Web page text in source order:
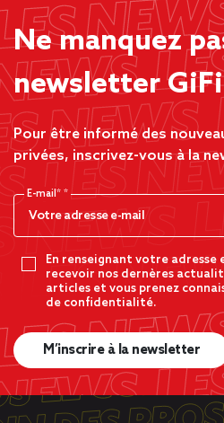
Ne manquez
newsletter GiFi
Pour être informé des
privées, inscrivez-vous à la
E-mail*
En renseignant votre adresse
recevoir nos dernères
articles et vous prenez
de confidentialité.
M’inscrire à la newsletter